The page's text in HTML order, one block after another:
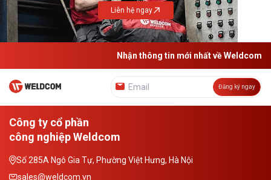
Liên hệ ngay
Nhận thông tin mới nhất về Weldcom
Đăng ký ngay
Công ty cổ phần
công nghiệp Weldcom
Số 285A Ngô Gia Tự, Phường Việt Hưng, Hà Nội
sales@weldcom.vn